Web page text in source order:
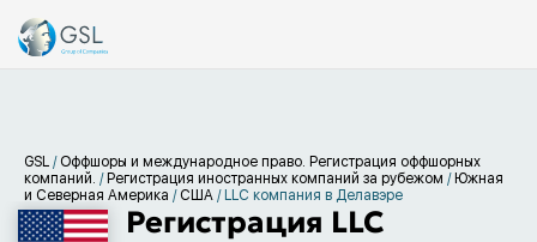
GSL / Оффшоры и международное право. Регистрация оффшорных
компаний. / Регистрация иностранных компаний за рубежом / Южная
и Северная Америка / США / LLC компания в Делавэре
Регистрация LLC